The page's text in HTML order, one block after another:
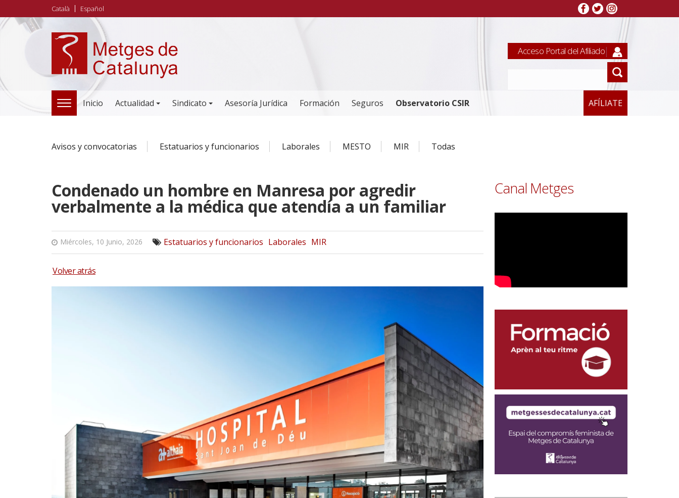
al
contenido
principal
Català Español
TOGGLE
NAVIGATION
Inicio Actualidad Sindicato Asesoría Jurídica Formación Seguros Observatorio CSIR AFÍLIATE
Acceso Portal del Afiliado
Avisos y convocatorias Estatuarios y funcionarios Laborales MESTO MIR Todas
Condenado un hombre en Manresa por agredir
verbalmente a la médica que atendía a un familiar
Miércoles, 10 Junio, 2026 Estatuarios y funcionarios Laborales MIR
Canal Metges